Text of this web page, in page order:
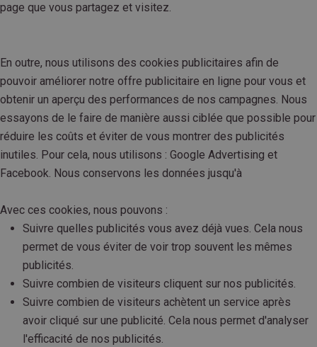
page que vous partagez et visitez.
En outre, nous utilisons des cookies publicitaires afin de
pouvoir améliorer notre offre publicitaire en ligne pour vous et
obtenir un aperçu des performances de nos campagnes. Nous
essayons de le faire de manière aussi ciblée que possible pour
réduire les coûts et éviter de vous montrer des publicités
inutiles. Pour cela, nous utilisons : Google Advertising et
Facebook. Nous conservons les données jusqu'à
Avec ces cookies, nous pouvons :
Suivre quelles publicités vous avez déjà vues. Cela nous
permet de vous éviter de voir trop souvent les mêmes
publicités.
Suivre combien de visiteurs cliquent sur nos publicités.
Suivre combien de visiteurs achètent un service après
avoir cliqué sur une publicité. Cela nous permet d'analyser
l'efficacité de nos publicités.